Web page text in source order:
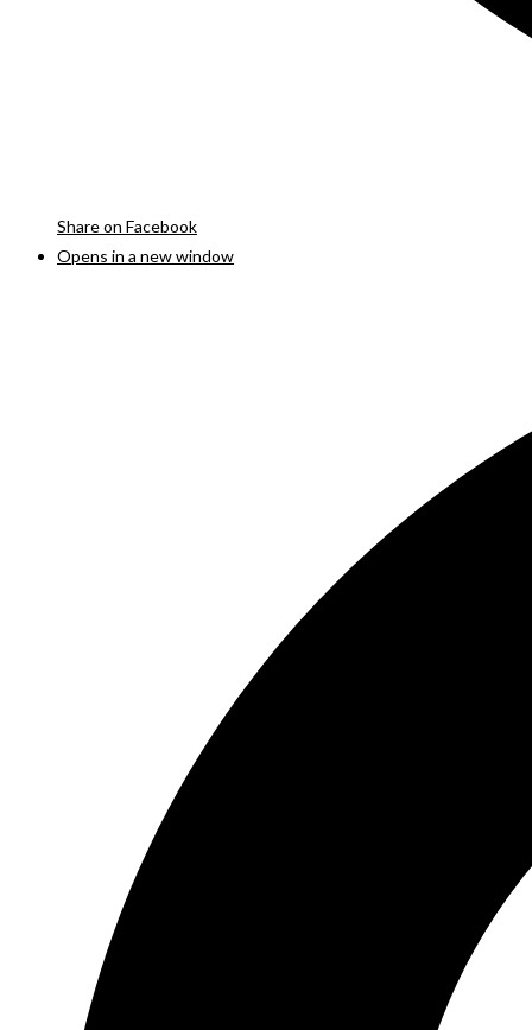
Share on Facebook
Opens in a new window